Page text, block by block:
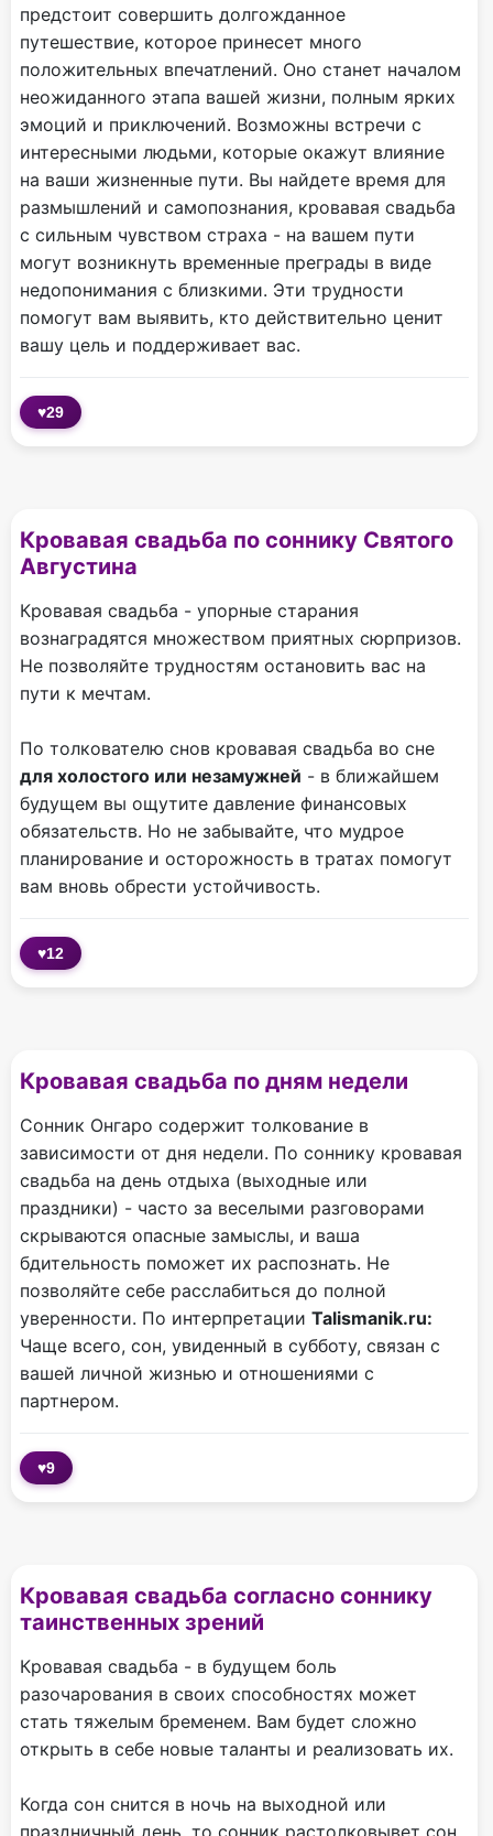
предстоит совершить долгожданное
путешествие, которое принесет много
положительных впечатлений. Оно станет началом
неожиданного этапа вашей жизни, полным ярких
эмоций и приключений. Возможны встречи с
интересными людьми, которые окажут влияние
на ваши жизненные пути. Вы найдете время для
размышлений и самопознания, кровавая свадьба
с сильным чувством страха - на вашем пути
могут возникнуть временные преграды в виде
недопонимания с близкими. Эти трудности
помогут вам выявить, кто действительно ценит
вашу цель и поддерживает вас.
♥29
Кровавая свадьба по соннику Святого
Августина
Кровавая свадьба - упорные старания
вознаградятся множеством приятных сюрпризов.
Не позволяйте трудностям остановить вас на
пути к мечтам.
По толкователю снов кровавая свадьба во сне
для холостого или незамужней - в ближайшем
будущем вы ощутите давление финансовых
обязательств. Но не забывайте, что мудрое
планирование и осторожность в тратах помогут
вам вновь обрести устойчивость.
♥12
Кровавая свадьба по дням недели
Сонник Онгаро содержит толкование в
зависимости от дня недели. По соннику кровавая
свадьба на день отдыха (выходные или
праздники) - часто за веселыми разговорами
скрываются опасные замыслы, и ваша
бдительность поможет их распознать. Не
позволяйте себе расслабиться до полной
уверенности. По интерпретации Talismanik.ru:
Чаще всего, сон, увиденный в субботу, связан с
вашей личной жизнью и отношениями с
партнером.
♥9
Кровавая свадьба согласно соннику
таинственных зрений
Кровавая свадьба - в будущем боль
разочарования в своих способностях может
стать тяжелым бременем. Вам будет сложно
открыть в себе новые таланты и реализовать их.
Когда сон снится в ночь на выходной или